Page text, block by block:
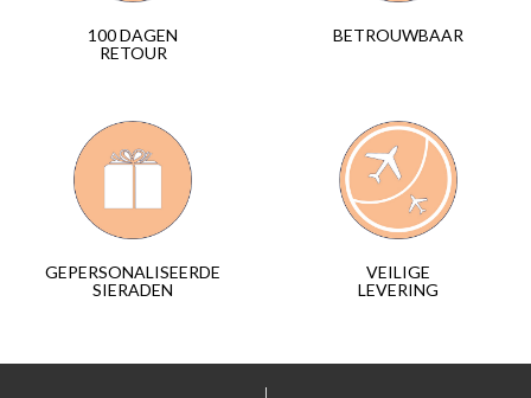
100 DAGEN
RETOUR
BETROUWBAAR
GEPERSONALISEERDE
SIERADEN
VEILIGE
LEVERING